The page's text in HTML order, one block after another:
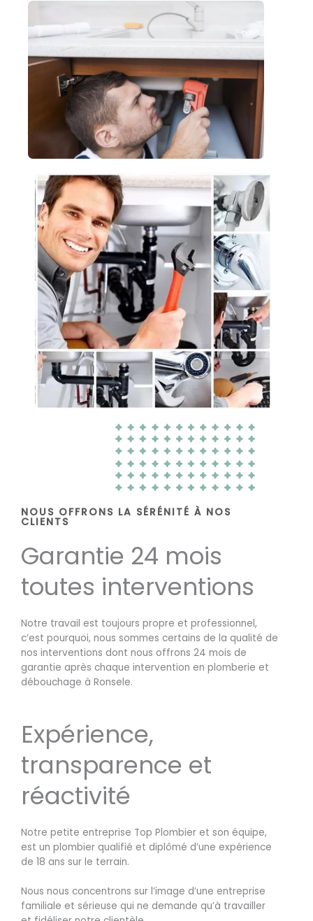
NOUS OFFRONS LA SÉRÉNITÉ À NOS
CLIENTS
Garantie 24 mois
toutes interventions
Notre travail est toujours propre et professionnel,
c’est pourquoi, nous sommes certains de la qualité de
nos interventions dont nous offrons 24 mois de
garantie après chaque intervention en plomberie et
débouchage à Ronsele.
Expérience,
transparence et
réactivité
Notre petite entreprise Top Plombier et son équipe,
est un plombier qualifié et diplômé d’une expérience
de 18 ans sur le terrain.
Nous nous concentrons sur l’image d’une entreprise
familiale et sérieuse qui ne demande qu’à travailler